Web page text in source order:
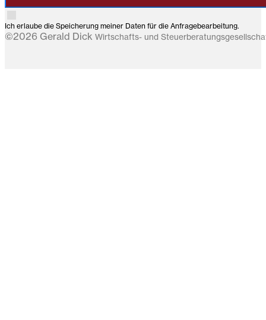
Ich erlaube die Speicherung meiner Daten für die Anfragebearbeitung.
©2026 Gerald Dick Wirtschafts- und